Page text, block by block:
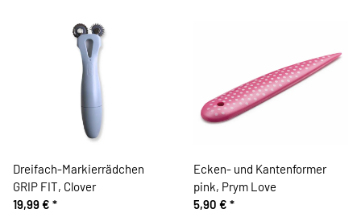
Dreifach-Markierrädchen
GRIP FIT, Clover
19,99 € *
Ecken- und Kantenformer
pink, Prym Love
5,90 € *